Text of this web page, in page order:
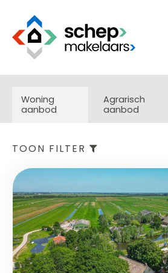
Woning
aanbod
Agrarisch
aanbod
TOON FILTER